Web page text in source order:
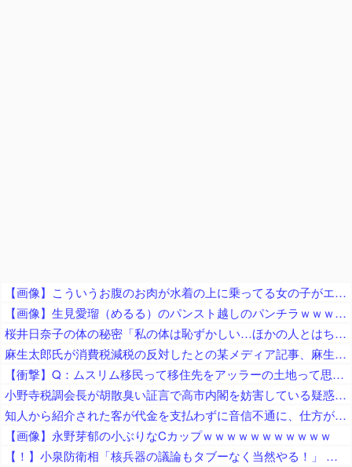
【画像】こういうお腹のお肉が水着の上に乗ってる女の子がエッチすぎるｗｗｗｗｗ
【画像】生見愛瑠（めるる）のパンスト越しのパンチラｗｗｗｗｗ
桜井日奈子の体の秘密「私の体は恥ずかしい…ほかの人とはちょっと変わってるの」
麻生太郎氏が消費税減税の反対したとの某メディア記事、麻生派の議員に実際に問い合わせてみた結果……
【衝撃】Q：ムスリム移民って移住先をアッラーの土地って思ってるの？ → 衝撃の回答がコチラ → ｗｗｗｗｗｗｗｗｗｗｗｗｗｗ
小野寺税調会長が胡散臭い証言で高市内閣を妨害している疑惑が浮上、賛成反対の二択すら間違っていたの？
知人から紹介された客が代金を支払わずに音信不通に、仕方がないので客の自宅まで行ってみると……
【画像】永野芽郁の小ぶりなCカップｗｗｗｗｗｗｗｗｗｗｗ
【！】小泉防衛相「核兵器の議論もタブーなく当然やる！」 → 漫画家さん「テレビも新聞も騒げ！憲法違反の暴論！辞任どころか辞職すべき！」